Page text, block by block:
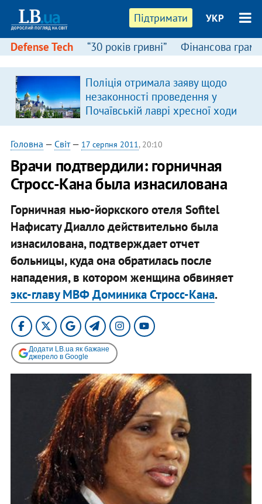
Підтримати УКР
Defense Tech “30 років гривні” Фінансова
Поліція отримала заяву щодо
незаконності проведення у
Почаївській лаврі хресної ходи
Головна — Світ— 17 серпня 2011, 20:10
Врачи подтвердили: горничная
Стросс-Кана была изнасилована
Горничная нью-йоркского отеля Sofitel
Нафисату Диалло действительно была
изнасилована, подтверждает отчет
больницы, куда она обратилась после
нападения, в котором женщина обвиняет
экс-главу МВФ Доминика Стросс-Кана.
Додати LB.ua як бажане
джерело в Google